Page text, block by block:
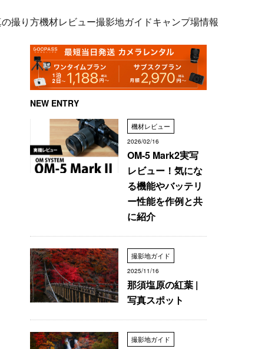
撮り方機材レビュー撮影地ガイドキャンプ場情報
NEW ENTRY
機材レビュー
2026/02/16
OM-5 Mark2実写
レビュー！気にな
る機能やバッテリ
ー性能を作例と共
に紹介
撮影地ガイド
2025/11/16
那須塩原の紅葉 |
写真スポット
撮影地ガイド